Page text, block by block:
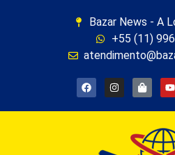
Bazar News - A
+55 (11)